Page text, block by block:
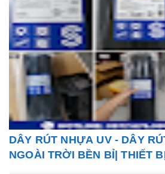
DÂY RÚT NHỰA UV - DÂY
NGOÀI TRỜI BỀN BỈ| THIẾT